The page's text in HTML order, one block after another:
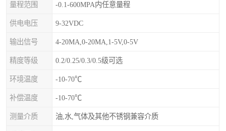
量程范围 -0.1-600MPA内任意量程
供电电压 9-32VDC
输出信号 4-20MA,0-20MA,1-5V,0-5V
精度等级 0.2/0.25/0.3/0.5级可选
环境温度 -10-70℃
补偿温度 -10-70℃
测量介质 油,水,气体及其他不锈钢兼容介质